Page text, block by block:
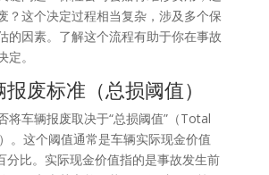
？这个决定过程相当复杂，涉及多个保
的因素。了解这个流程有助于你在事故
。
废标准（总损阈值）
将车辆报废取决于“总损阈值”（Total
。这个阈值通常是车辆实际现金价值
分比。实际现金价值指的是事故发生前